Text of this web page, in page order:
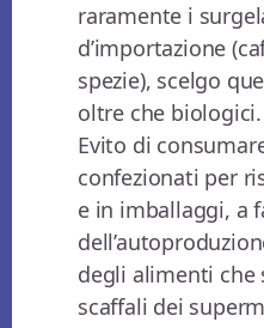
raramente i
d’importazione
spezie), scelgo
oltre che biologici.
Evito di
confezionati per
e in imballaggi, a
degli alimenti che
scaffali dei